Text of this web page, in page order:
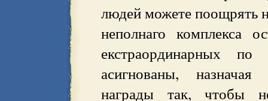
людей можете поощрять
неполнаго комплекса
екстраординарных
асигнованы,
награды так, чтобы